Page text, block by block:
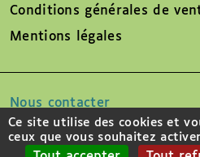
Conditions générales de
Mentions légales
Nous contacter
Suivez-
Ce site utilise des cookies et
ceux que vous souhaitez activer